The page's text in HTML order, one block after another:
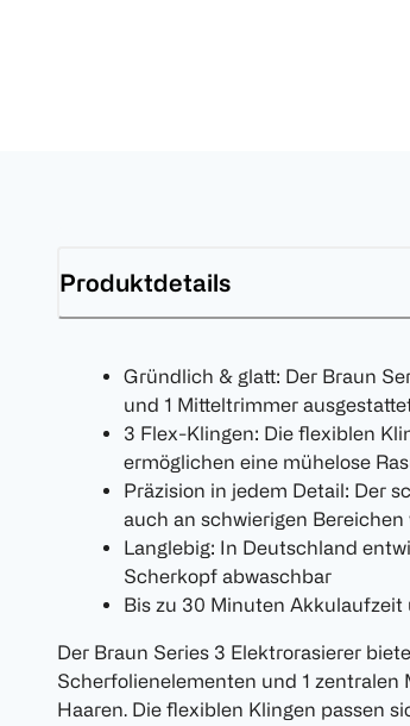
Produktdetails
Gründlich & glatt: Der Braun
und 1 Mitteltrimmer
3 Flex-Klingen: Die flexiblen
ermöglichen eine mühelose
Präzision in jedem Detail: Der
auch an schwierigen
Langlebig: In Deutschland
Scherkopf abwaschbar
Bis zu 30 Minuten
Der Braun Series 3 Elektrorasierer
Scherfolienelementen und 1
Haaren. Die flexiblen Klingen passen